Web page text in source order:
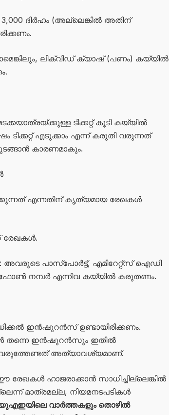
ദിർഹം (അല്ലെങ്കിൽ അതിന്
ലിക്വിഡ് ക്യാഷ് (പണം) കയ്യിൽ
ടിക്കറ്റ് കൂടി കയ്യിൽ
ടിക്കറ്റ് എടുക്കാം എന്ന് കരുതി വരുന്നത്
കാരണമാകും.
എന്നതിന് കൃത്യമായ രേഖകൾ
രേഖകൾ.
പാസ്‌പോർട്ട്, എമിറേറ്റ്‌സ് ഐഡി
നമ്പർ എന്നിവ കയ്യിൽ കരുതണം.
ഇൻഷുറൻസ് ഉണ്ടായിരിക്കണം.
തന്നെ ഇൻഷുറൻസും ഇതിൽ
അത്യാവശ്യമാണ്.
ഹാജരാക്കാൻ സാധിച്ചില്ലെങ്കിൽ
മാത്രമല്ല, നിയമനടപടികൾ
വാർത്തകളും തൊഴിൽ